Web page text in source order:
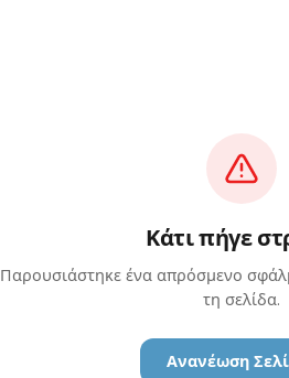
Κάτι πήγε
Παρουσιάστηκε ένα απρόσμενο
τη σελίδα.
Ανανέωση